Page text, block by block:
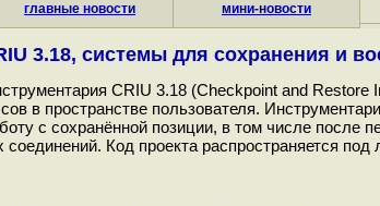
главные новости мини-новости
3.18, системы для сохранения и
CRIU 3.18 (Checkpoint and Restore
в пространстве пользователя.
с сохранённой позиции, в том числе после
Код проекта распространяется под